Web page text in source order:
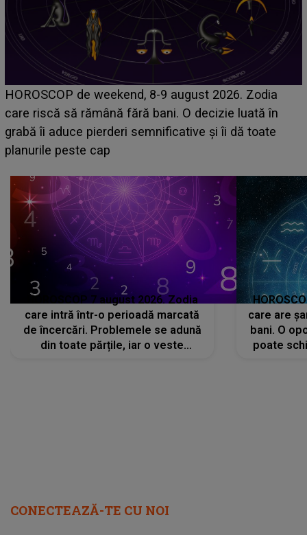
Emanuel a ținut ACEST DETALIU ASCUNS până
acum! În fața Alexandrei, concurentul din Casa Iubirii
face o MĂRTURISIRE NEAȘTEPTATĂ despre mama
sa: "I-am spus și ei în față, eu nu te iubesc pentru
HOROSCOP 7 august 2026. Zodia
care intră într-o perioadă marcată
de încercări. Problemele se adună
din toate părțile, iar o veste
care are
bani. O
poate
CONECTEAZĂ-TE CU NOI